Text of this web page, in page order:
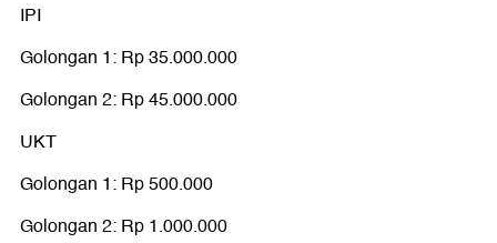
IPI
Golongan 1: Rp 35.000.000
Golongan 2: Rp 45.000.000
UKT
Golongan 1: Rp 500.000
Golongan 2: Rp 1.000.000